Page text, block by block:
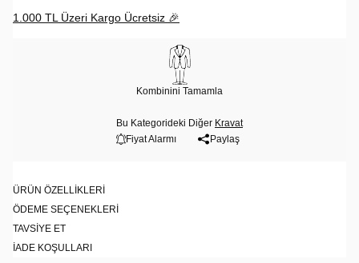
1.000 TL Üzeri Kargo Ücretsiz 🎉
Kombinini Tamamla
Bu Kategorideki Diğer Kravat
Fiyat Alarmı
Paylaş
ÜRÜN ÖZELLIKLERI
ÖDEME SEÇENEKLERI
TAVSIYE ET
İADE KOŞULLARI